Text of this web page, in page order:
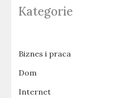
Kategorie
Biznes i praca
Dom
Internet